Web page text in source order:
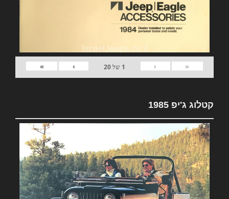
«
‹
1 של20
›
»
קטלוג ג'יפ 1985